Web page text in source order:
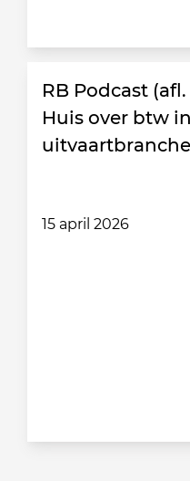
RB Podcast
Huis over btw
uitvaartbranche
15 april 2026